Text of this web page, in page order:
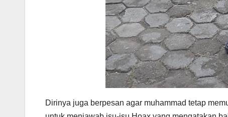
Dirinya juga berpesan agar muhammad tetap